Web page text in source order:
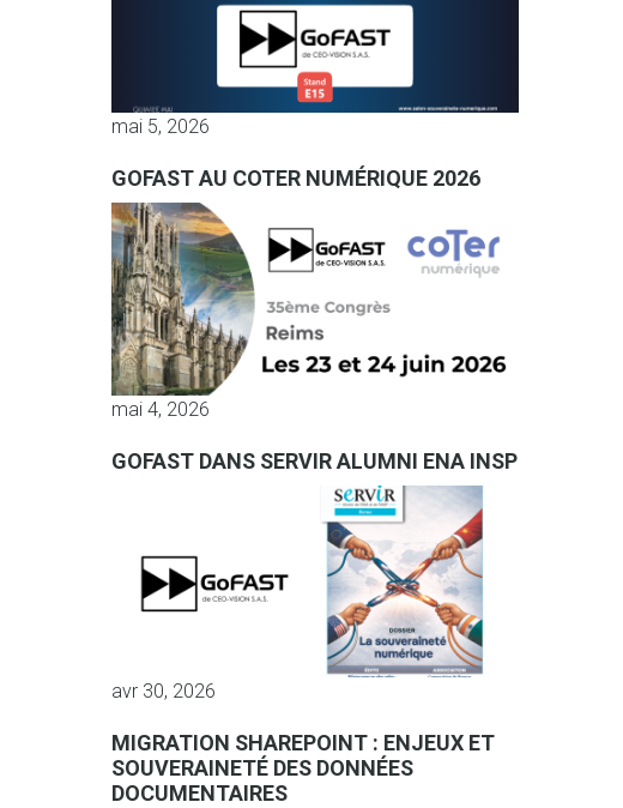
mai 5, 2026
GOFAST AU COTER NUMÉRIQUE 2026
mai 4, 2026
GOFAST DANS SERVIR ALUMNI ENA INSP
avr 30, 2026
MIGRATION SHAREPOINT : ENJEUX ET
SOUVERAINETÉ DES DONNÉES
DOCUMENTAIRES